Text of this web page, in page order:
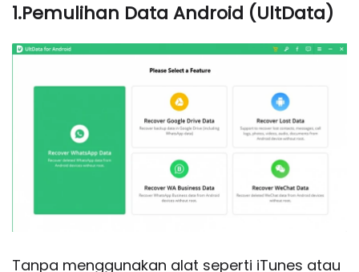
1.Pemulihan Data Android (UltData)
Tanpa menggunakan alat seperti iTunes atau